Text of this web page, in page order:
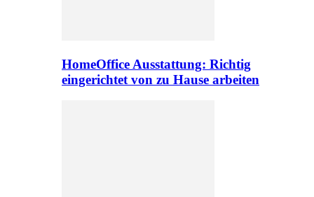
HomeOffice Ausstattung: Richtig
eingerichtet von zu Hause arbeiten